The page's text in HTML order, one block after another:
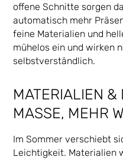
offene Schnitte sorgen
automatisch mehr
feine Materialien und
mühelos ein und wirken
selbstverständlich.
MATERIALIEN &
MASSE, MEHR
Im Sommer verschiebt
Leichtigkeit. Materialien